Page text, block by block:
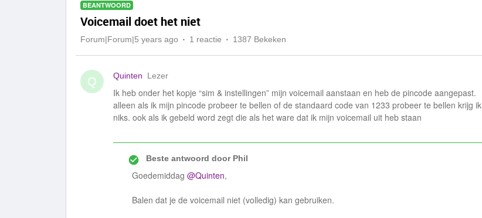
BEANTWOORD
Voicemail doet het niet
Forum|Forum|5 years ago 1 reactie 1387 Bekeken
Q Quinten Lezer
Ik heb onder het kopje “sim & instellingen” mijn voicemail aanstaan en heb de pincode aangepast.
alleen als ik mijn pincode probeer te bellen of de standaard code van 1233 probeer te bellen krijg ik
niks. ook als ik gebeld word zegt die als het ware dat ik mijn voicemail uit heb staan
Beste antwoord doorPhil
Goedemiddag @Quinten,
Balen dat je de voicemail niet (volledig) kan gebruiken.